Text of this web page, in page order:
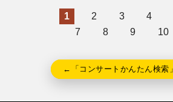
1 2 3 4
7
8 9 10
←「コンサートかんたん検索